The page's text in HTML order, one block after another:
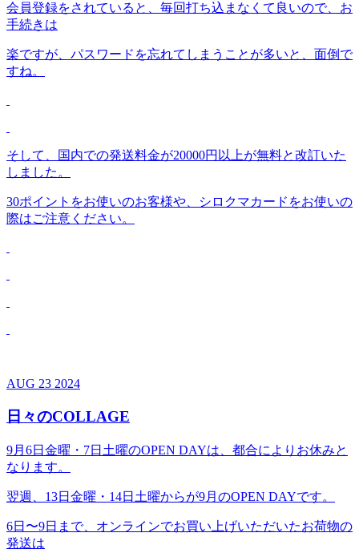
会員登録をされていると、毎回打ち込まなくて良いので、お
手続きは
楽ですが、パスワードを忘れてしまうことが多いと、面倒で
すね。
そして、国内での発送料金が20000円以上が無料と改訂いた
しました。
30ポイントをお使いのお客様や、シロクマカードをお使いの
際はご注意ください。
AUG 23 2024
日々のCOLLAGE
9月6日金曜・7日土曜のOPEN DAYは、都合によりお休みと
なります。
翌週、13日金曜・14日土曜からが9月のOPEN DAYです。
6日〜9日まで、オンラインでお買い上げいただいたお荷物の
発送は